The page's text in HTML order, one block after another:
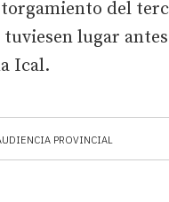
PROVINCIAL
del
lugar
Ical.